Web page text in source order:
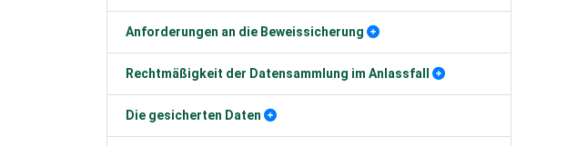
Anforderungen an die Beweissicherung
Rechtmäßigkeit der Datensammlung im Anlassfall
Die gesicherten Daten